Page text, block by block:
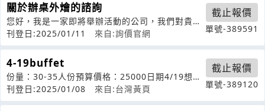
關於辦桌外燴的諮詢
您好，我是一家即將舉辦活動的公司，我們對貴公
司的辦桌外燴服務很感興趣。我想請問貴
刊登日:2025/01/11 來自:詢價官網
截止報價
單號-389591
4-19buffet
份量：30-35人份預算價格：25000日期4/19想了
解菜單
刊登日:2025/01/08 來自:台灣黃頁
截止報價
單號-389120